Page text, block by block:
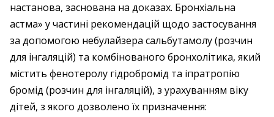
настанова, заснована на доказах. Бронхіальна
астма» у частині рекомендацій щодо застосування
за допомогою небулайзера сальбутамолу (розчин
для інгаляцій) та комбінованого бронхолітика, який
містить фенотеролу гідробромід та іпратропію
бромід (розчин для інгаляцій), з урахуванням віку
дітей, з якого дозволено їх призначення: